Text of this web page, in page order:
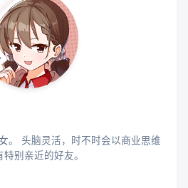
。 头脑灵活，时不时会以商业思维
别亲近的好友。